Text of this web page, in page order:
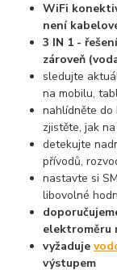
WiFi
není
3 IN 1 -
zároveň
sledujte
na mobilu,
nahlídněte do
zjistěte, jak
detekujte
přívodů,
nastavte si
libovolné
elektroměru
vyžaduje
výstupem